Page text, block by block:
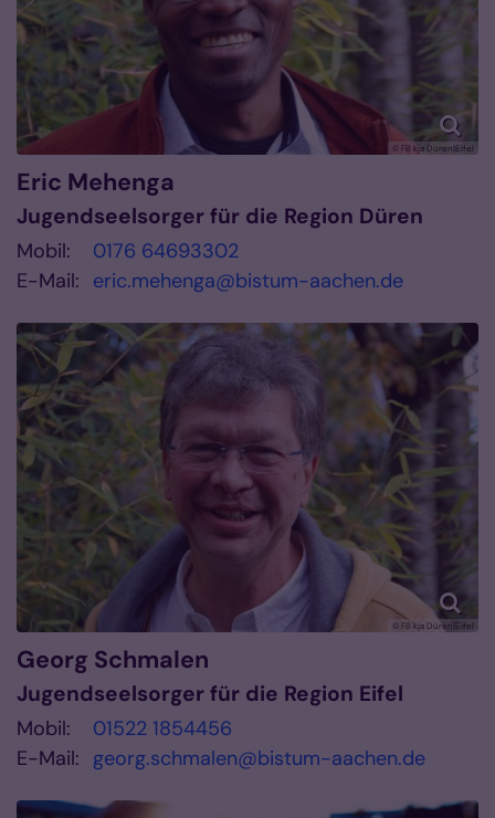
© FB kja Düren|Eifel
Eric Mehenga
Jugendseelsorger für die Region Düren
Mobil:
0176 64693302
E-Mail: eric.mehenga@bistum-aachen.de
© FB kja Düren|Eifel
Georg Schmalen
Jugendseelsorger für die Region Eifel
Mobil:
01522 1854456
E-Mail: georg.schmalen@bistum-aachen.de